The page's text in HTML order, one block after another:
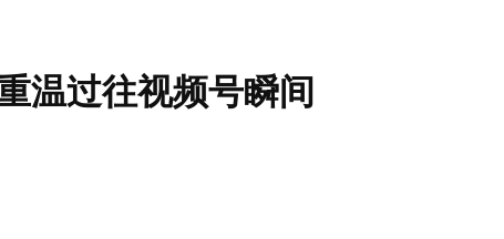
温过往视频号瞬间